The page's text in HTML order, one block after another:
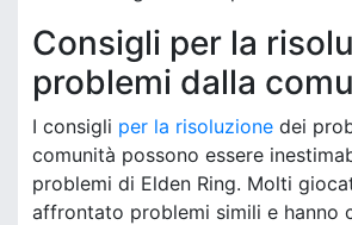
Consigli per la
problemi dalla
I consigli per la risoluzione dei
comunità possono essere
problemi di Elden Ring. Molti
affrontato problemi simili e hanno